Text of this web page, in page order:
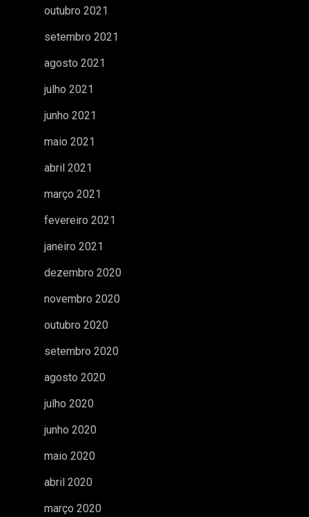
outubro 2021
setembro 2021
agosto 2021
julho 2021
junho 2021
maio 2021
abril 2021
março 2021
fevereiro 2021
janeiro 2021
dezembro 2020
novembro 2020
outubro 2020
setembro 2020
agosto 2020
julho 2020
junho 2020
maio 2020
abril 2020
março 2020